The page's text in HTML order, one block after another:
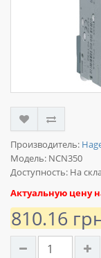
Производитель:
Модель: NCN350
Доступность: На
Актуальную цену
810.16